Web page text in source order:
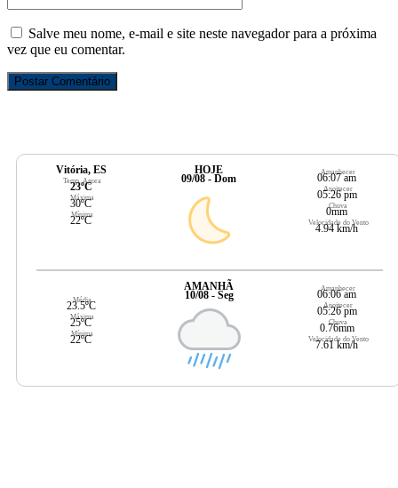
Salve meu nome, e-mail e site neste navegador para a próxima
vez que eu comentar.
Vitória, ES
Temp. Agora
23ºC
Máxima
30ºC
Mínima
22ºC
HOJE
09/08 - Dom
Amanhecer
06:07 am
Anoitecer
05:26 pm
Chuva
0mm
Velocidade do Vento
4.94 km/h
Média
23.5ºC
Máxima
25ºC
Mínima
22ºC
AMANHÃ
10/08 - Seg
Amanhecer
06:06 am
Anoitecer
05:26 pm
Chuva
0.76mm
Velocidade do Vento
7.61 km/h